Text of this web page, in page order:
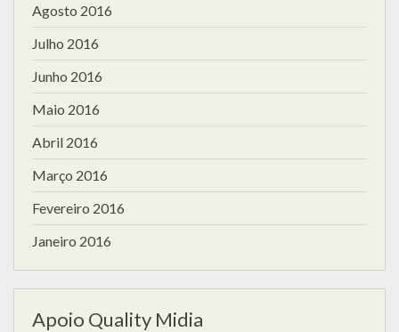
Agosto 2016
Julho 2016
Junho 2016
Maio 2016
Abril 2016
Março 2016
Fevereiro 2016
Janeiro 2016
Apoio Quality Midia